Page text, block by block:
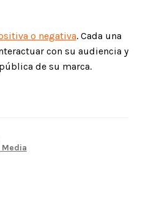
o negativa. Cada una
con su audiencia y
de su marca.